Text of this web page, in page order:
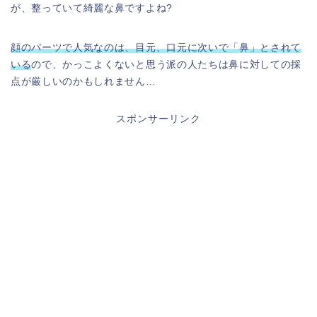
が、整っていて綺麗な鼻ですよね?
顔のパーツで人気なのは、目元、口元に次いで「鼻」とされて
いるので、かっこよくないと思う派の人たちは鼻に対しての採
点が厳しいのかもしれません…
スポンサーリンク